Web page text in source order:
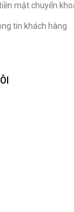
mặt chuyển
tin khách hàng